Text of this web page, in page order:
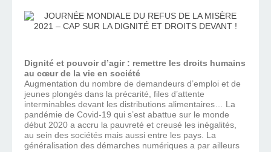
Dignité et pouvoir d’agir : remettre les droits humains
au cœur de la vie en société
Augmentation du nombre de demandeurs d’emploi et de
jeunes plongés dans la précarité, files d’attente
interminables devant les distributions alimentaires… La
pandémie de Covid-19 qui s’est abattue sur le monde
début 2020 a accru la pauvreté et creusé les inégalités,
au sein des sociétés mais aussi entre les pays. La
généralisation des démarches numériques a par ailleurs